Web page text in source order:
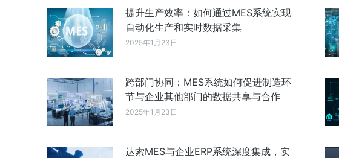
提升生产效率：如何通过MES系统实现
自动化生产和实时数据采集
2025年1月23日
跨部门协同：MES系统如何促进制造环
节与企业其他部门的数据共享与合作
2025年1月23日
达索MES与企业ERP系统深度集成，实